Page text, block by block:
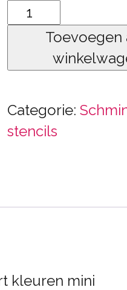
kaart
kleuren
aantal
Toevoegen
Categorie:
stencils
kleuren mini